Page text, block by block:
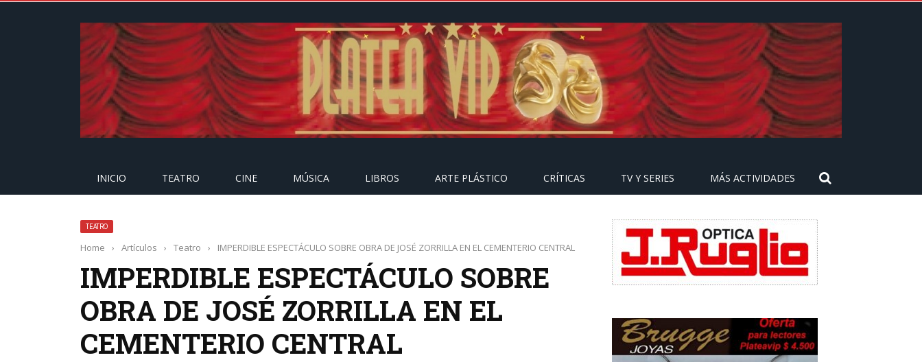
INICIO TEATRO CINE MÚSICA LIBROS ARTE PLÁSTICO CRÍTICAS TV Y SERIES MÁS ACTIVIDADES
TEATRO
Home › Artículos › Teatro › IMPERDIBLE ESPECTÁCULO SOBRE OBRA DE JOSÉ ZORRILLA EN EL CEMENTERIO CENTRAL
IMPERDIBLE ESPECTÁCULO SOBRE
OBRA DE JOSÉ ZORRILLA EN EL
CEMENTERIO CENTRAL